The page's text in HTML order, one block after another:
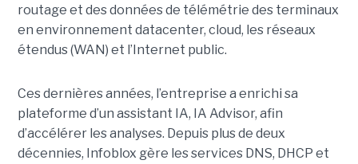
routage et des données de télémétrie des terminaux
en environnement datacenter, cloud, les réseaux
étendus (WAN) et l’Internet public.
Ces dernières années, l’entreprise a enrichi sa
plateforme d’un assistant IA, IA Advisor, afin
d’accélérer les analyses. Depuis plus de deux
décennies, Infoblox gère les services DNS, DHCP et